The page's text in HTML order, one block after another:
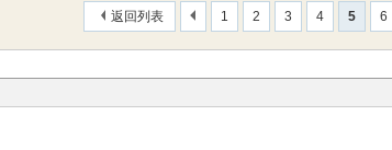
1 2 3 4 5 6
返回列表